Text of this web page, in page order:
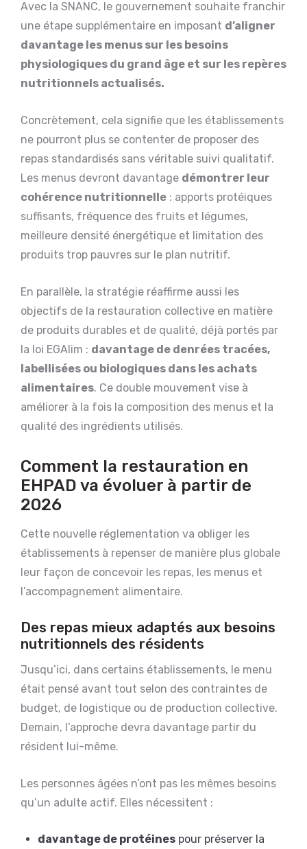
Avec la SNANC, le gouvernement souhaite franchir
une étape supplémentaire en imposant d’aligner
davantage les menus sur les besoins
physiologiques du grand âge et sur les repères
nutritionnels actualisés.
Concrètement, cela signifie que les établissements
ne pourront plus se contenter de proposer des
repas standardisés sans véritable suivi qualitatif.
Les menus devront davantage démontrer leur
cohérence nutritionnelle : apports protéiques
suffisants, fréquence des fruits et légumes,
meilleure densité énergétique et limitation des
produits trop pauvres sur le plan nutritif.
En parallèle, la stratégie réaffirme aussi les
objectifs de la restauration collective en matière
de produits durables et de qualité, déjà portés par
la loi EGAlim : davantage de denrées tracées,
labellisées ou biologiques dans les achats
alimentaires. Ce double mouvement vise à
améliorer à la fois la composition des menus et la
qualité des ingrédients utilisés.
Comment la restauration en
EHPAD va évoluer à partir de
2026
Cette nouvelle réglementation va obliger les
établissements à repenser de manière plus globale
leur façon de concevoir les repas, les menus et
l’accompagnement alimentaire.
Des repas mieux adaptés aux besoins
nutritionnels des résidents
Jusqu’ici, dans certains établissements, le menu
était pensé avant tout selon des contraintes de
budget, de logistique ou de production collective.
Demain, l’approche devra davantage partir du
résident lui-même.
Les personnes âgées n’ont pas les mêmes besoins
qu’un adulte actif. Elles nécessitent :
davantage de protéines pour préserver la